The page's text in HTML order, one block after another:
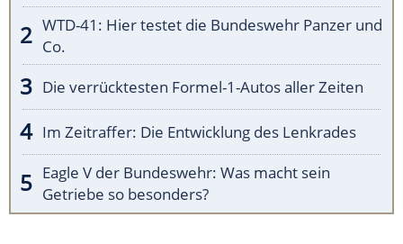
WTD-41: Hier testet die Bundeswehr Panzer und
Co.
Die verrücktesten Formel-1-Autos aller Zeiten
Im Zeitraffer: Die Entwicklung des Lenkrades
Eagle V der Bundeswehr: Was macht sein
Getriebe so besonders?